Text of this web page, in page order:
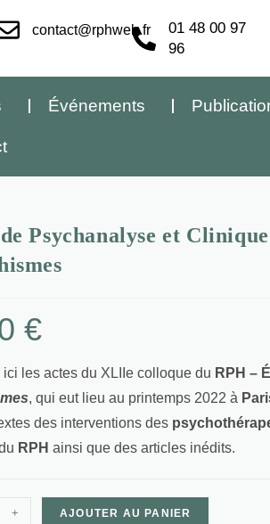
contact@rphweb.fr
01 48 00 97
96
Événements
Psychanalyse et
€
ici les actes du XLIIe colloque du RPH –
, qui eut lieu au printemps 2022 à
des interventions des
RPH ainsi que des articles inédits.
+ AJOUTER AU PANIER